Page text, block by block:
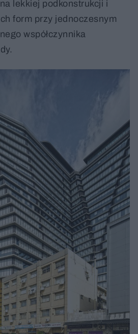
lekkiej podkonstrukcji i
form przy jednoczesnym
współczynnika